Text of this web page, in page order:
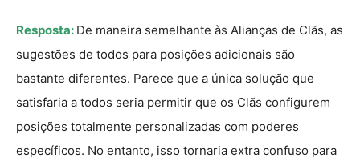
Resposta: De maneira semelhante às Alianças de Clãs, as
sugestões de todos para posições adicionais são
bastante diferentes. Parece que a única solução que
satisfaria a todos seria permitir que os Clãs configurem
posições totalmente personalizadas com poderes
específicos. No entanto, isso tornaria extra confuso para